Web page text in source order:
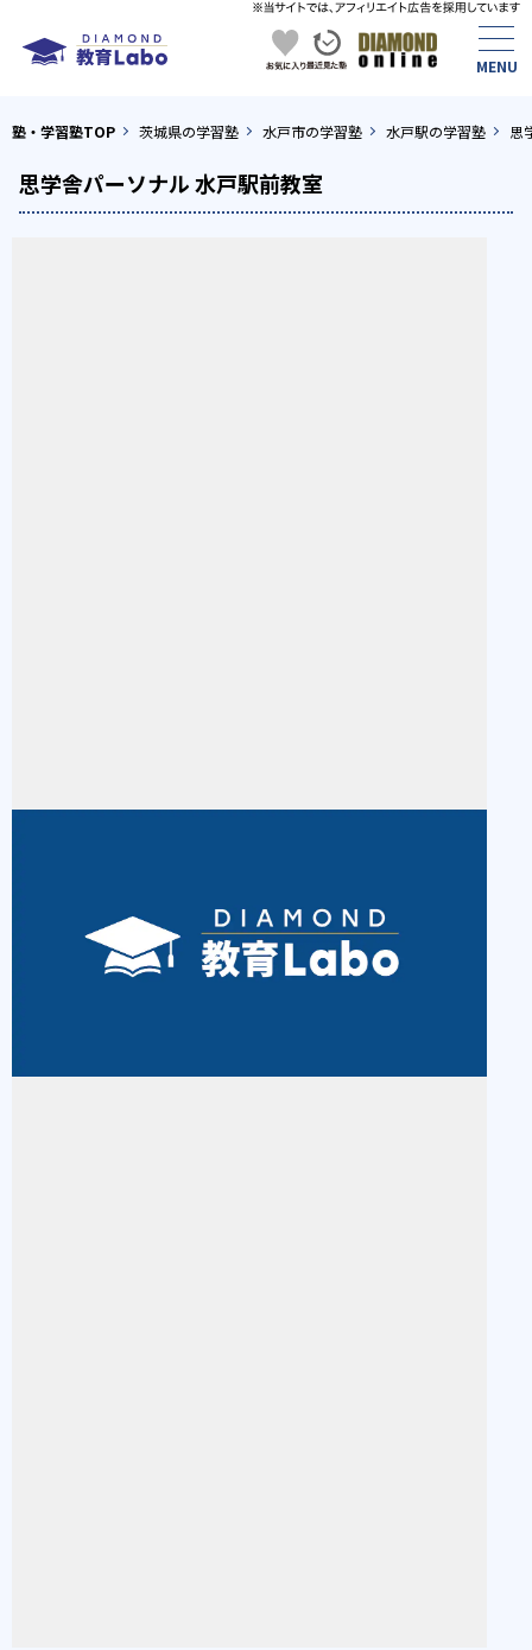
塾・学習塾TOP 茨城県の学習塾 水戸市の学習塾 水戸駅の学習塾 思
思学舎パーソナル 水戸駅前教室